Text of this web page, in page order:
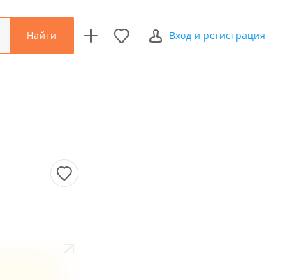
Найти Вход и регистрация